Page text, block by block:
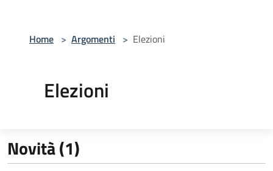
Home > Argomenti > Elezioni
Elezioni
Novità (1)